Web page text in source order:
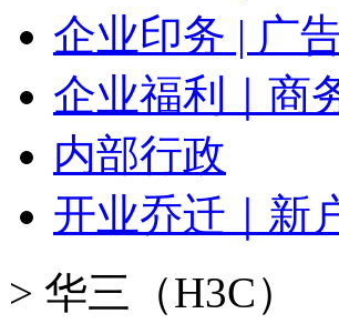
企业印务 | 广
企业福利｜商
内部行政
开业乔迁｜新
> 华三（H3C）